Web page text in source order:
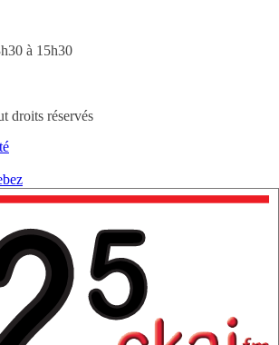
à 15h30
droits réservés